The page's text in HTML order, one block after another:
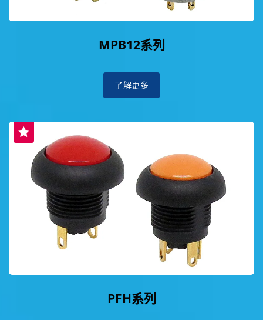
MPB12系列
了解更多
PFH系列